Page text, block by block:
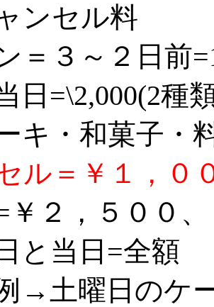
ンセル料
＝３～２日前
日=\2,000(2種
キ・和菓子
ル＝￥１，０
２，５００、
と当日=全額
曜日のケー